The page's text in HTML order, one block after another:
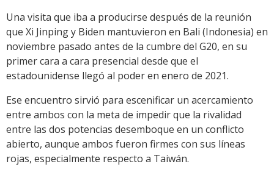
Una visita que iba a producirse después de la reunión
que Xi Jinping y Biden mantuvieron en Bali (Indonesia) en
noviembre pasado antes de la cumbre del G20, en su
primer cara a cara presencial desde que el
estadounidense llegó al poder en enero de 2021.
Ese encuentro sirvió para escenificar un acercamiento
entre ambos con la meta de impedir que la rivalidad
entre las dos potencias desemboque en un conflicto
abierto, aunque ambos fueron firmes con sus líneas
rojas, especialmente respecto a Taiwán.